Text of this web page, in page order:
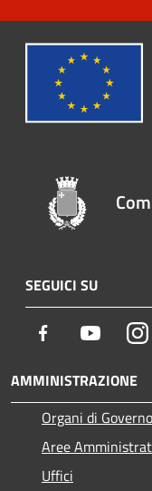
SEGUICI SU
Facebook Youtube
AMMINISTRAZIONE
Organi di Governo
Aree
Uffici